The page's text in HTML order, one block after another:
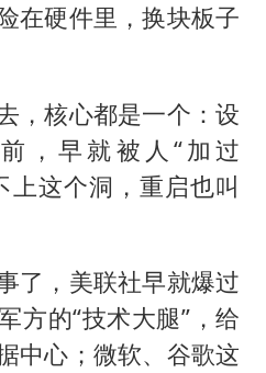
硬件里，换块板子
，核心都是一个：设
，早就被人“加过
上这个洞，重启也叫
了，美联社早就爆过
方的“技术大腿”，给
中心；微软、谷歌这